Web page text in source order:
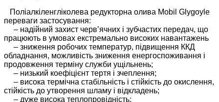
Поліалкіленгліколева редукторна олива Mobil Glygoyle
переваги застосування:
– надійний захист черв’ячних і зубчастих передач, що
працюють в умовах екстремально високих навантажень
– зниження робочих температур, підвищення ККД
обладнання, можливість зниження енергоспоживання і
продовження терміну служби ущільнень;
– низький коефіцієнт тертя і зчеплення;
– висока термічна стабільність і стійкість до окислення,
стійкість до утворення шламу і відкладень;
– дуже висока теплопровідність;